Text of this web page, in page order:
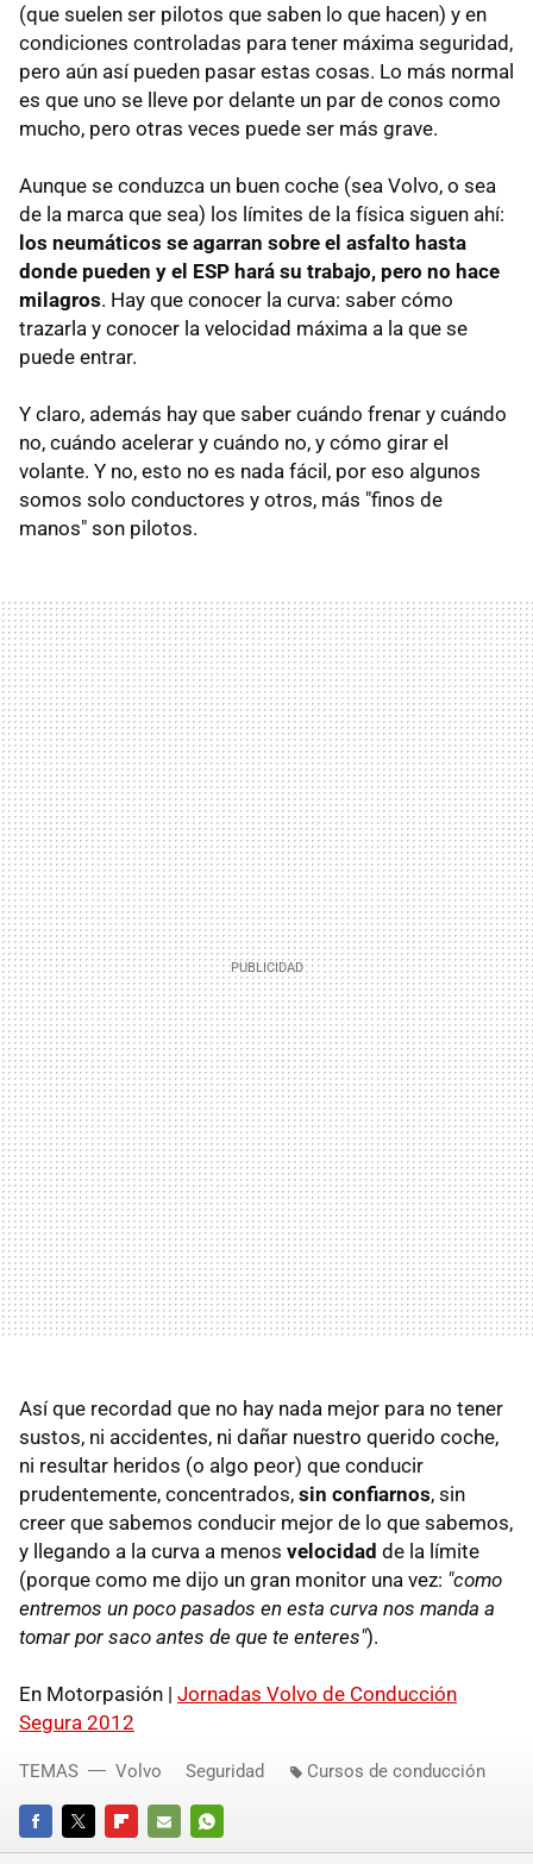
(que suelen ser pilotos que saben lo que hacen) y en
condiciones controladas para tener máxima seguridad,
pero aún así pueden pasar estas cosas. Lo más normal
es que uno se lleve por delante un par de conos como
mucho, pero otras veces puede ser más grave.
Aunque se conduzca un buen coche (sea Volvo, o sea
de la marca que sea) los límites de la física siguen ahí:
los neumáticos se agarran sobre el asfalto hasta
donde pueden y el ESP hará su trabajo, pero no hace
milagros. Hay que conocer la curva: saber cómo
trazarla y conocer la velocidad máxima a la que se
puede entrar.
Y claro, además hay que saber cuándo frenar y cuándo
no, cuándo acelerar y cuándo no, y cómo girar el
volante. Y no, esto no es nada fácil, por eso algunos
somos solo conductores y otros, más "finos de
manos" son pilotos.
Así que recordad que no hay nada mejor para no tener
sustos, ni accidentes, ni dañar nuestro querido coche,
ni resultar heridos (o algo peor) que conducir
prudentemente, concentrados, sin confiarnos, sin
creer que sabemos conducir mejor de lo que sabemos,
y llegando a la curva a menos velocidad de la límite
(porque como me dijo un gran monitor una vez: "como
entremos un poco pasados en esta curva nos manda a
tomar por saco antes de que te enteres").
En Motorpasión | Jornadas Volvo de Conducción
Segura 2012
FACEBOOKTWITTERFLIPBOARD
E-
WHATSAPP
TEMAS Volvo Seguridad Cursos de conducción